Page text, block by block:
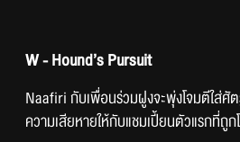
W - Hound’s Pursuit
Naafiri กับเพื่อนร่วมฝูงจะพุ่งโจมตีใส่ศั
ความเสียหายให้กับแชมเปี้ยนตัวแรกที่ถูก